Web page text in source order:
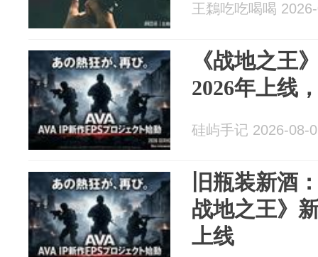
王鶔吃吃喝喝
《战地之王
2026年上线
硅屿手记 2026-08-
旧瓶装新酒
战地之王》
上线